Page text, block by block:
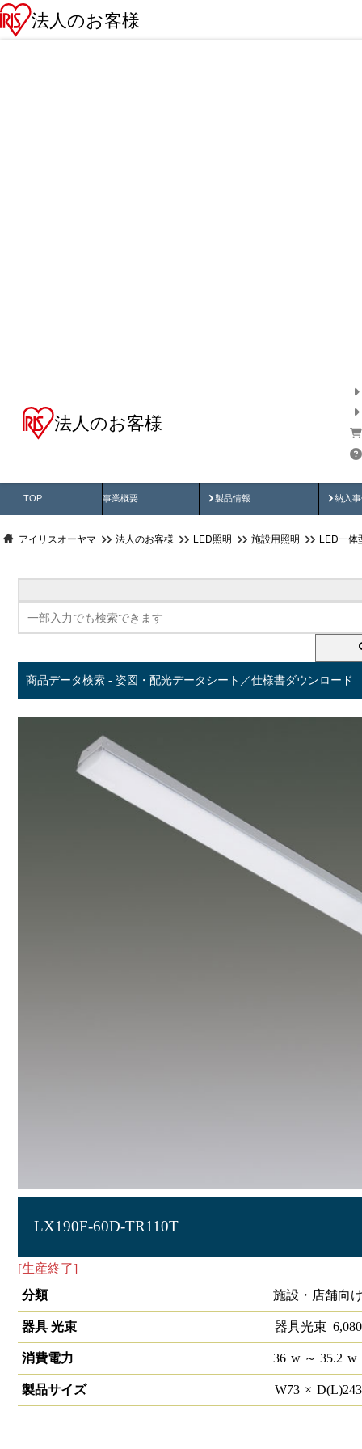
法人のお客様
法人のお客様
TOP 事業概要 製品情報
製品動画 納入
納
アイリスオーヤマ 法人のお客様 LED照明 施設用照明 LED一体
商品データ検索 - 姿図・配光データシート／仕様書ダウンロード
LX190F-60D-TR110T
[生産終了]
分類
施設・店舗向
器具 光束 器具光束 6,080
消費電力 36 w～ 35.2 w
製品サイズ W73 × D(L)